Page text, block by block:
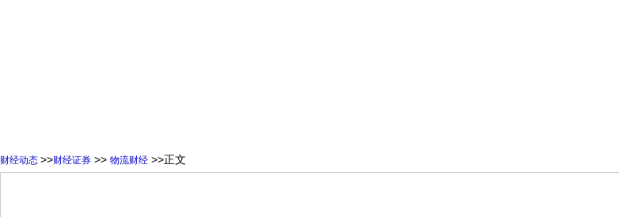
财经动态 >>财经证券 >> 物流财经 >>正文